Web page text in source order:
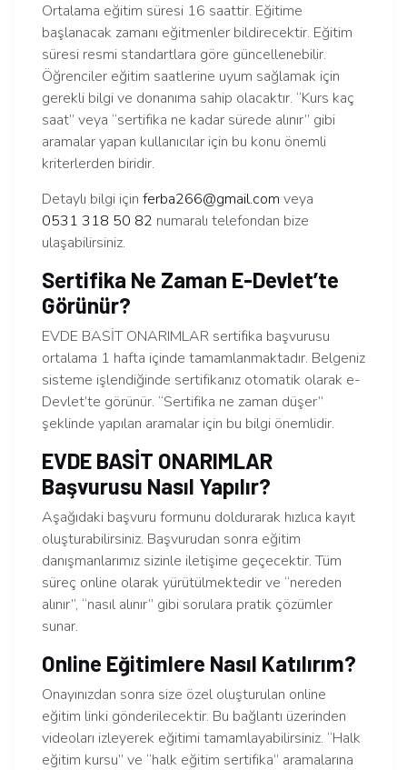
Ortalama eğitim süresi 16 saattir. Eğitime
başlanacak zamanı eğitmenler bildirecektir. Eğitim
süresi resmi standartlara göre güncellenebilir.
Öğrenciler eğitim saatlerine uyum sağlamak için
gerekli bilgi ve donanıma sahip olacaktır. “Kurs kaç
saat” veya “sertifika ne kadar sürede alınır” gibi
aramalar yapan kullanıcılar için bu konu önemli
kriterlerden biridir.
Detaylı bilgi için ferba266@gmail.com veya
0531 318 50 82 numaralı telefondan bize
ulaşabilirsiniz.
Sertifika Ne Zaman E-Devlet’te
Görünür?
EVDE BASİT ONARIMLAR sertifika başvurusu
ortalama 1 hafta içinde tamamlanmaktadır. Belgeniz
sisteme işlendiğinde sertifikanız otomatik olarak e-
Devlet’te görünür. “Sertifika ne zaman düşer”
şeklinde yapılan aramalar için bu bilgi önemlidir.
EVDE BASİT ONARIMLAR
Başvurusu Nasıl Yapılır?
Aşağıdaki başvuru formunu doldurarak hızlıca kayıt
oluşturabilirsiniz. Başvurudan sonra eğitim
danışmanlarımız sizinle iletişime geçecektir. Tüm
süreç online olarak yürütülmektedir ve “nereden
alınır”, “nasıl alınır” gibi sorulara pratik çözümler
sunar.
Online Eğitimlere Nasıl Katılırım?
Onayınızdan sonra size özel oluşturulan online
eğitim linki gönderilecektir. Bu bağlantı üzerinden
videoları izleyerek eğitimi tamamlayabilirsiniz. “Halk
eğitim kursu” ve “halk eğitim sertifika” aramalarına